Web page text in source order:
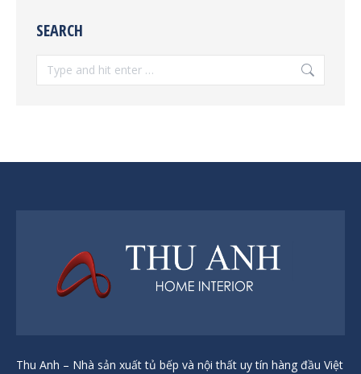
SEARCH
Search:
Thu Anh – Nhà sản xuất tủ bếp và nội thất uy tín hàng đầu Việt